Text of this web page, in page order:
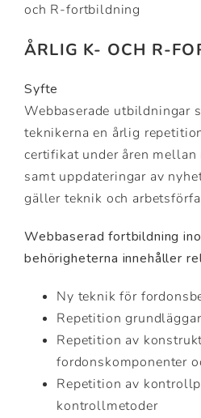
och R-fortbildning
ÅRLIG K- OCH R-
Syfte
Webbaserade utbildningar
teknikerna en årlig
certifikat under åren
samt uppdateringar av
gäller teknik och
Webbaserad fortbildning
behörigheterna innehåller
Ny teknik för
Repetition
Repetition av
fordonskomponenter
Repetition av
kontrollmetoder